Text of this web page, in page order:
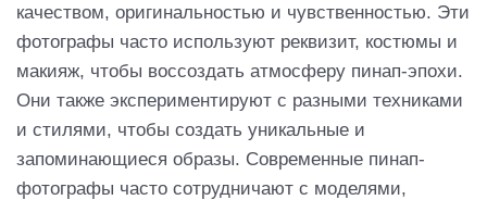
качеством, оригинальностью и чувственностью. Эти
фотографы часто используют реквизит, костюмы и
макияж, чтобы воссоздать атмосферу пинап-эпохи.
Они также экспериментируют с разными техниками
и стилями, чтобы создать уникальные и
запоминающиеся образы. Современные пинап-
фотографы часто сотрудничают с моделями,